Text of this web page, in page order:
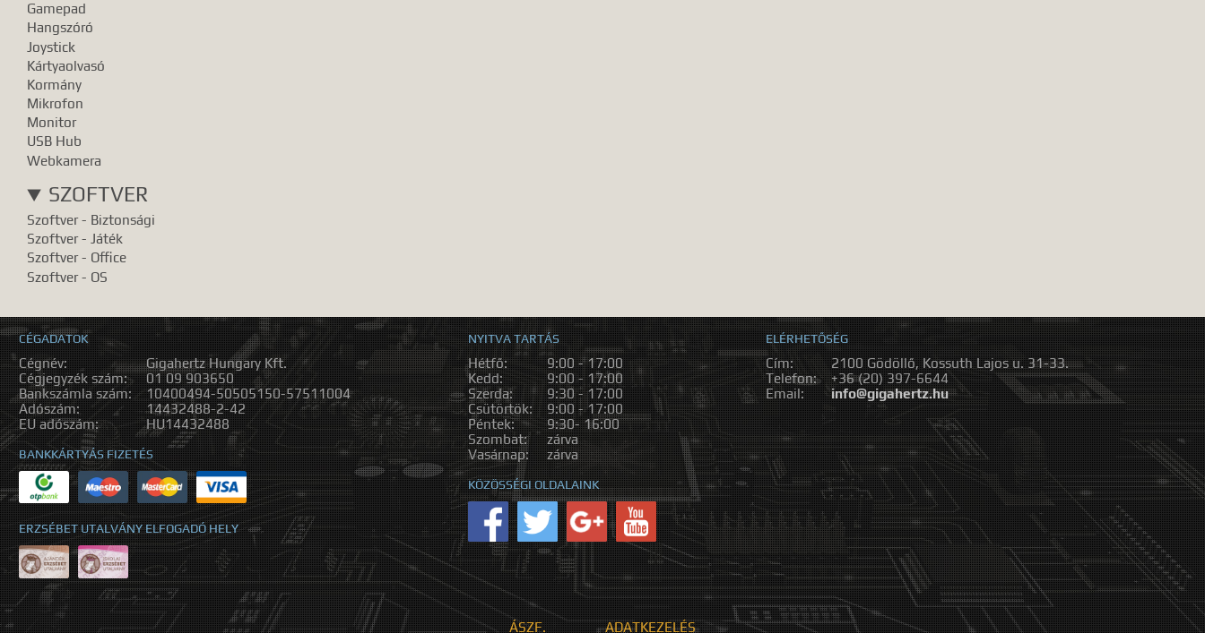
Gamepad
Hangszóró
Joystick
Kártyaolvasó
Kormány
Mikrofon
Monitor
USB Hub
Webkamera
SZOFTVER
Szoftver - Biztonsági
Szoftver - Játék
Szoftver - Office
Szoftver - OS
CÉGADATOK
Cégnév:
Gigahertz Hungary Kft.
Cégjegyzék szám:
01 09 903650
Bankszámla szám:
10400494-50505150-57511004
Adószám:
14432488-2-42
EU adószám:
HU14432488
BANKKÁRTYÁS FIZETÉS
ERZSÉBET UTALVÁNY ELFOGADÓ HELY
NYITVA TARTÁS
Hétfő:
9:00 - 17:00
Kedd:
9:00 - 17:00
Szerda:
9:30 - 17:00
Csütörtök:
9:00 - 17:00
Péntek:
9:30- 16:00
Szombat:
zárva
Vasárnap:
zárva
KÖZÖSSÉGI OLDALAINK
ELÉRHETŐSÉG
Cím:
2100 Gödöllő, Kossuth Lajos u. 31-33.
Telefon:
+36 (20) 397-6644
Email:
info@gigahertz.hu
ÁSZF. ADATKEZELÉS